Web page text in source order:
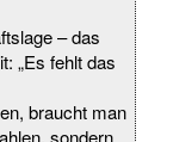
– das
„Es fehlt das
braucht man
sondern